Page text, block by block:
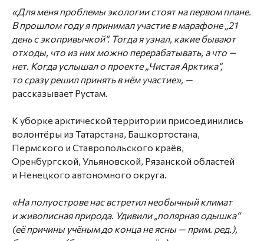
«Для меня проблемы экологии стоят на первом плане.
В прошлом году я принимал участие в марафоне „21
день с экопривычкой“. Тогда я узнал, какие бывают
отходы, что из них можно перерабатывать, а что —
нет. Когда услышал о проекте „Чистая Арктика“,
то сразу решил принять в нём участие», —
рассказывает Рустам.
К уборке арктической территории присоединились
волонтёры из Татарстана, Башкортостана,
Пермского и Ставропольского краёв,
Оренбургской, Ульяновской, Рязанской областей
и Ненецкого автономного округа.
«На полуострове нас встретил необычный климат
и живописная природа. Удивили „полярная одышка“
(её причины учёным до конца не ясны — прим. ред.),